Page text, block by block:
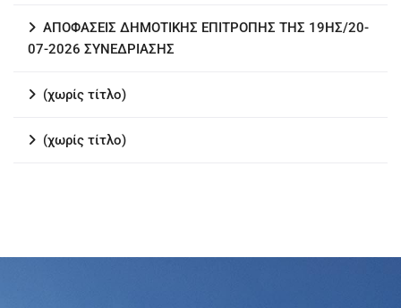
ΑΠΟΦΑΣΕΙΣ ΔΗΜΟΤΙΚΗΣ ΕΠΙΤΡΟΠΗΣ ΤΗΣ 19ΗΣ/20-
07-2026 ΣΥΝΕΔΡΙΑΣΗΣ
(χωρίς τίτλο)
(χωρίς τίτλο)